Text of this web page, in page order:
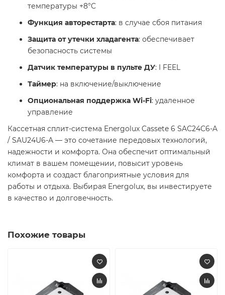
температуры +8°C
Функция авторестарта: в случае сбоя питания
Защита от утечки хладагента: обеспечивает
безопасность системы
Датчик температуры в пульте ДУ: I FEEL
Таймер: на включение/выключение
Опциональная поддержка Wi-Fi: удаленное
управление
Кассетная сплит-система Energolux Cassete 6 SAС24С6-A
/ SAU24U6-A — это сочетание передовых технологий,
надежности и комфорта. Она обеспечит оптимальный
климат в вашем помещении, повысит уровень
комфорта и создаст благоприятные условия для
работы и отдыха. Выбирая Energolux, вы инвестируете
в качество и долговечность.
Похожие товары